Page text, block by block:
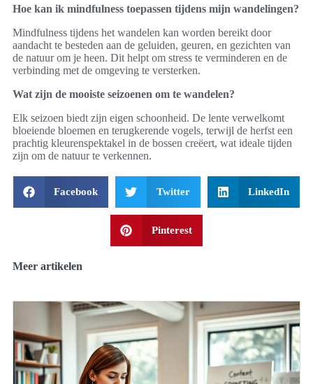
Hoe kan ik mindfulness toepassen tijdens mijn wandelingen?
Mindfulness tijdens het wandelen kan worden bereikt door
aandacht te besteden aan de geluiden, geuren, en gezichten van
de natuur om je heen. Dit helpt om stress te verminderen en de
verbinding met de omgeving te versterken.
Wat zijn de mooiste seizoenen om te wandelen?
Elk seizoen biedt zijn eigen schoonheid. De lente verwelkomt
bloeiende bloemen en terugkerende vogels, terwijl de herfst een
prachtig kleurenspektakel in de bossen creëert, wat ideale tijden
zijn om de natuur te verkennen.
Facebook Twitter LinkedIn
Pinterest
Meer artikelen